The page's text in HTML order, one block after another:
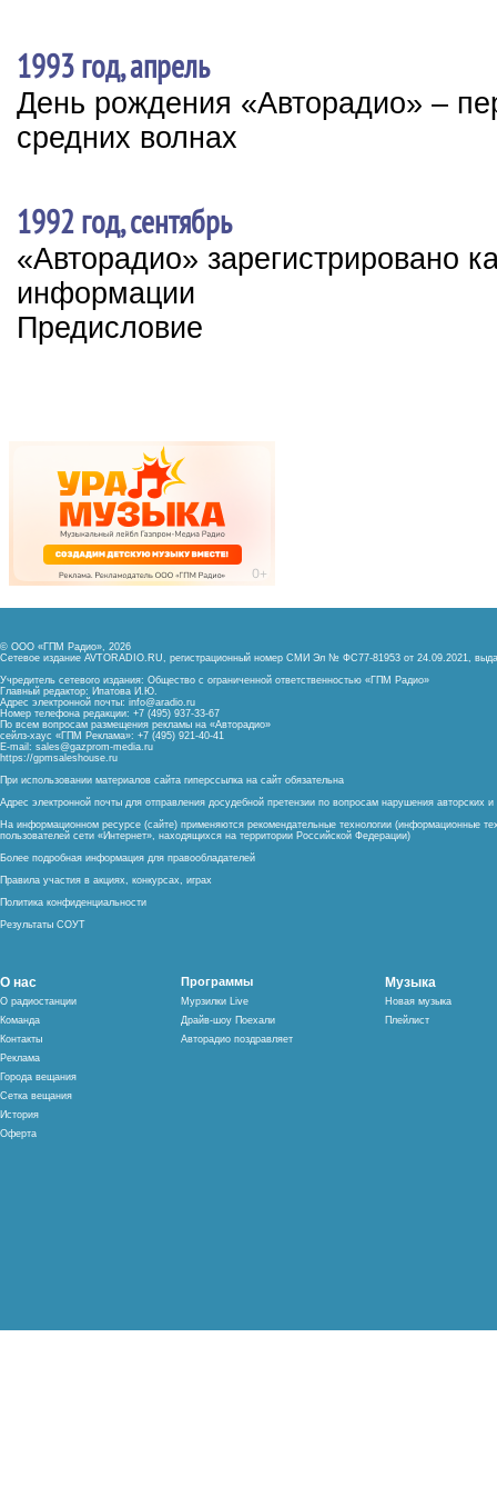
1993 год, апрель
День рождения «Авторадио» –
средних волнах
1992 год, сентябрь
«Авторадио» зарегистрировано
информации
Предисловие
© ООО «ГПМ Радио», 2026
Сетевое издание AVTORADIO.RU, регистрационный номер СМИ Эл № ФС77-81953 от 24.09.2021,
Учредитель сетевого издания: Общество с ограниченной ответственностью «ГПМ Радио»
Главный редактор: Ипатова И.Ю.
Адрес электронной почты: info@aradio.ru
Номер телефона редакции: +7 (495) 937-33-67
По всем вопросам размещения рекламы на «Авторадио»
сейлз-хаус «ГПМ Реклама»: +7 (495) 921-40-41
E-mail: sales@gazprom-media.ru
https://gpmsaleshouse.ru
При использовании материалов сайта гиперссылка на сайт обязательна
Адрес электронной почты для отправления досудебной претензии по вопросам нарушения авторских
На информационном ресурсе (сайте) применяются рекомендательные технологии (информационные
пользователей сети «Интернет», находящихся на территории Российской Федерации)
Более подробная информация для правообладателей
Правила участия в акциях, конкурсах, играх
Политика конфиденциальности
Результаты СОУТ
О нас
О радиостанции
Команда
Контакты
Реклама
Города вещания
Сетка вещания
История
Оферта
Программы
Мурзилки Live
Драйв-шоу Поехали
Авторадио поздравляет
Музыка
Новая музыка
Плейлист